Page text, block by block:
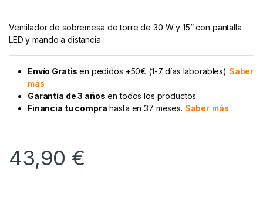
Ventilador de sobremesa de torre de 30 W y 15” con pantalla
LED y mando a distancia.
Envío Gratisen pedidos +50€ (1-7 días laborables) Saber
más
Garantía de 3 años en todos los productos.
Financia tu compra hasta en 37 meses. Saber más
43,90 €